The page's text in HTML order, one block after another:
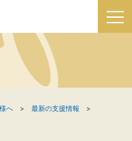
へ
最新の支援情報